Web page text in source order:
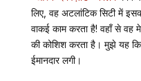
लिए, वह अटलांटिक सिटी में
वाकई काम करता है! वहाँ से वह
की कोशिश करता है। मुझे यह
ईमानदार लगी।